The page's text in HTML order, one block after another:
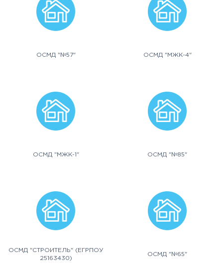
ОСМД "№57" ОСМД "МЖК-4"
ОСМД "МЖК-1" ОСМД "№85"
ОСМД "СТРОИТЕЛЬ" (ЕГРПОУ
25163430)
ОСМД "№65"